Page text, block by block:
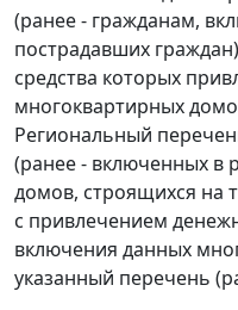
(ранее - гражданам,
пострадавших
средства которых
многоквартирных
Региональный
(ранее - включенных в
домов, строящихся на
с привлечением
включения данных
указанный перечень